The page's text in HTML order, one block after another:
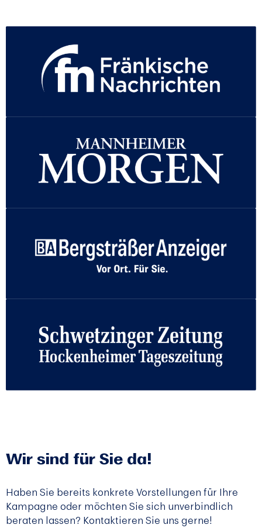
Wir sind für Sie da!
Haben Sie bereits konkrete Vorstellungen für Ihre
Kampagne oder möchten Sie sich unverbindlich
beraten lassen? Kontaktieren Sie uns gerne!